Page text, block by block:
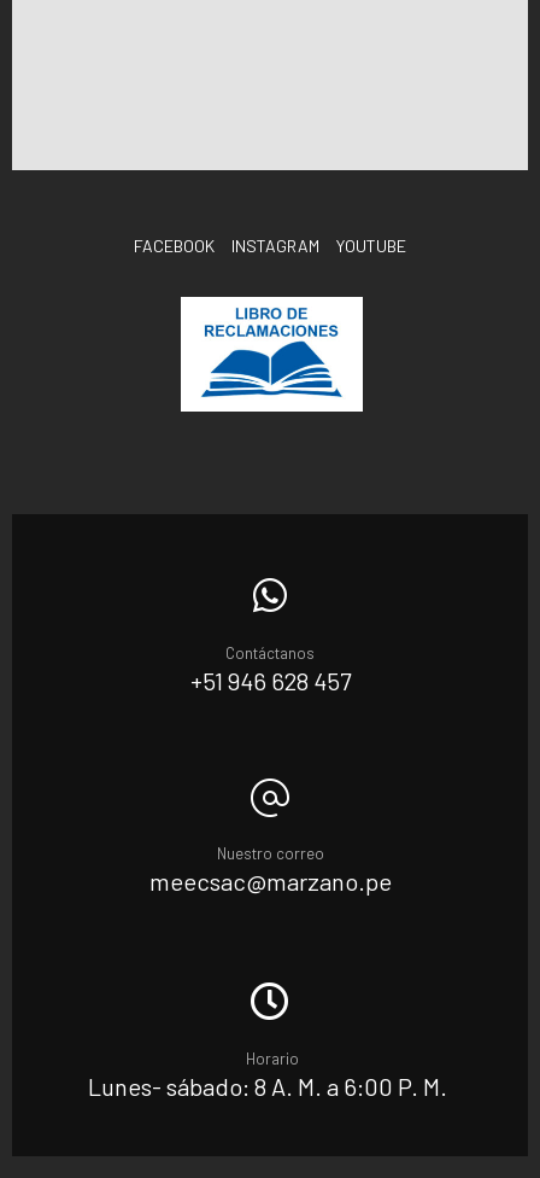
FACEBOOK INSTAGRAM YOUTUBE
Contáctanos
+51 946 628 457
Nuestro correo
meecsac@marzano.pe
Horario
Lunes- sábado: 8 A. M. a 6:00 P. M.